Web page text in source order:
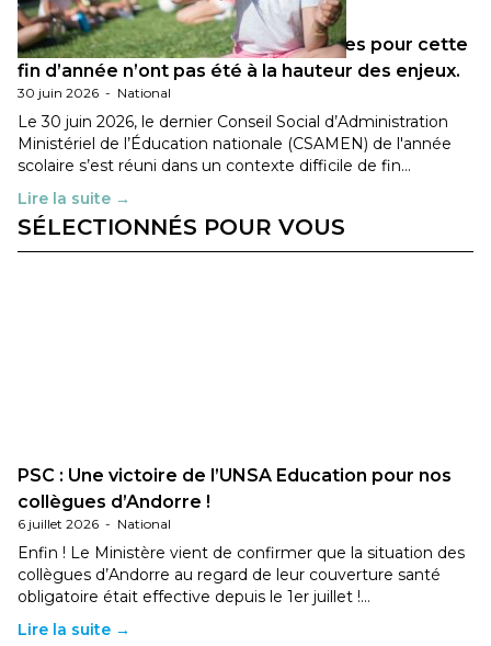
Les décisions ministérielles attendues pour cette
fin d’année n’ont pas été à la hauteur des enjeux.
30 juin 2026 - National
Le 30 juin 2026, le dernier Conseil Social d’Administration
Ministériel de l’Éducation nationale (CSAMEN) de l'année
scolaire s’est réuni dans un contexte difficile de fin…
Lire la suite →
SÉLECTIONNÉS POUR VOUS
PSC : Une victoire de l’UNSA Education pour nos
collègues d’Andorre !
6 juillet 2026 - National
Enfin ! Le Ministère vient de confirmer que la situation des
collègues d’Andorre au regard de leur couverture santé
obligatoire était effective depuis le 1er juillet !…
Lire la suite →